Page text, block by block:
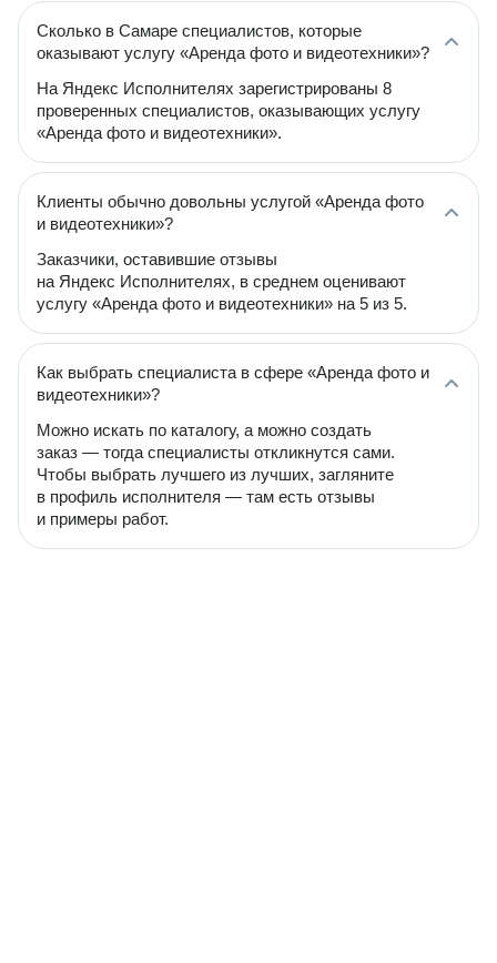
Сколько в Самаре специалистов, которые
оказывают услугу «Аренда фото и видеотехники»?
На Яндекс Исполнителях зарегистрированы 8
проверенных специалистов, оказывающих услугу
«Аренда фото и видеотехники».
Клиенты обычно довольны услугой «Аренда фото
и видеотехники»?
Заказчики, оставившие отзывы
на Яндекс Исполнителях, в среднем оценивают
услугу «Аренда фото и видеотехники» на 5 из 5.
Как выбрать специалиста в сфере «Аренда фото и
видеотехники»?
Можно искать по каталогу, а можно создать
заказ — тогда специалисты откликнутся сами.
Чтобы выбрать лучшего из лучших, загляните
в профиль исполнителя — там есть отзывы
и примеры работ.